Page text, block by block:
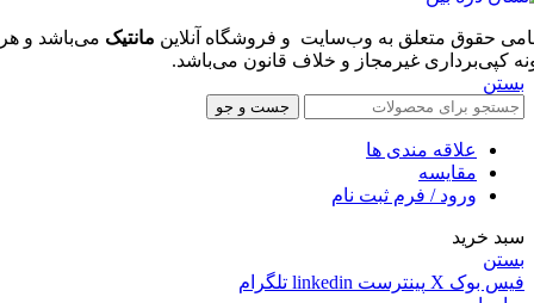
حقوق متعلق به وب‌سایت و فروشگاه‌ آنلاین مانتیک می‌باشد و هر
کپی‌برداری غیرمجاز و خلاف قانون می‌باشد.
بستن
جست و جو
علاقه مندی ها
مقایسه
ورود / فرم ثبت نام
سبد خرید
بستن
فیس بوک X پینترست linkedin تلگرام